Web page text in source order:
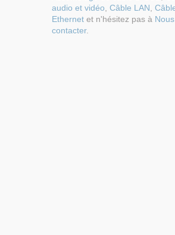
audio et vidéo Câble LAN
Ethernet et n'hésitez pas à Nous
contacter.